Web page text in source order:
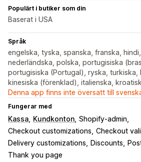
Populärt i butiker som din
Baserat i USA
Språk
engelska, tyska, spanska, franska,
nederländska, polska, portugisiska
portugisiska (Portugal), ryska, turkiska,
kinesiska (förenklad), italienska,
Denna app finns inte översatt till
Fungerar med
Kassa Kundkonton Shopify-admin
Checkout customizations Checkout
Delivery customizations
Discounts
Thank you page